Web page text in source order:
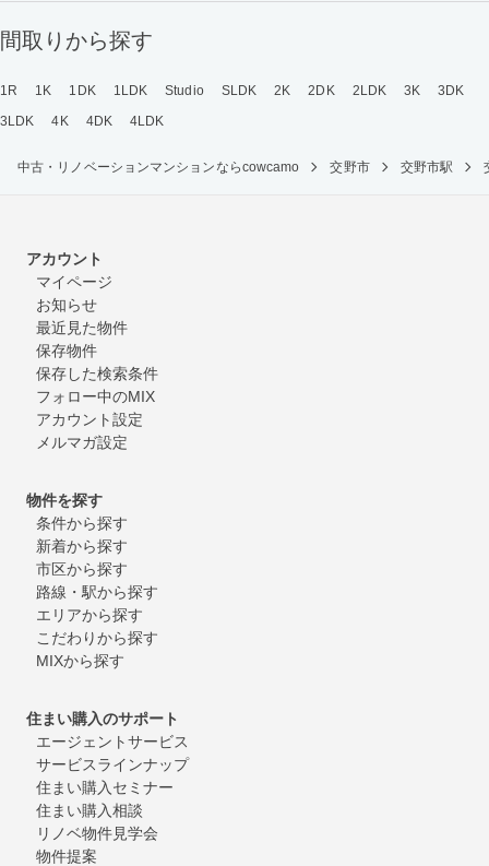
間取りから探す
1R 1K 1DK 1LDK Studio SLDK 2K 2DK 2LDK 3K
3DK
3LDK
4K 4DK 4LDK
中古・リノベーションマンションならcowcamo 交野市 交野市駅
アカウント
マイページ
お知らせ
最近見た物件
保存物件
保存した検索条件
フォロー中のMIX
アカウント設定
メルマガ設定
物件を探す
条件から探す
新着から探す
市区から探す
路線・駅から探す
エリアから探す
こだわりから探す
MIXから探す
住まい購入のサポート
エージェントサービス
サービスラインナップ
住まい購入セミナー
住まい購入相談
リノベ物件見学会
物件提案